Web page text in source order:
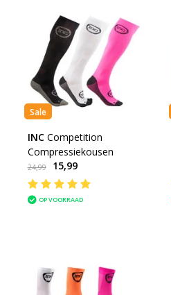
Sale
INC Competition
Compressiekousen
24,99 15,99
OP VOORRAAD